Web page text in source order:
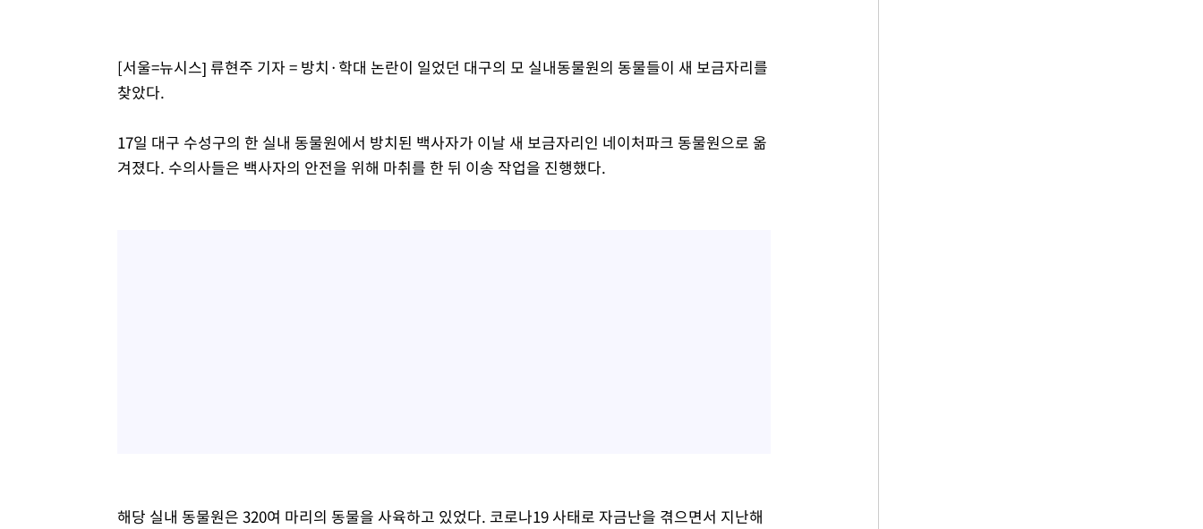
[서울=뉴시스] 류현주 기자 = 방치·학대 논란이 일었던 대구의 모 실내동물원의 동물들이 새 보금자리를
찾았다.
17일 대구 수성구의 한 실내 동물원에서 방치된 백사자가 이날 새 보금자리인 네이처파크 동물원으로 옮
겨졌다. 수의사들은 백사자의 안전을 위해 마취를 한 뒤 이송 작업을 진행했다.
해당 실내 동물원은 320여 마리의 동물을 사육하고 있었다. 코로나19 사태로 자금난을 겪으면서 지난해